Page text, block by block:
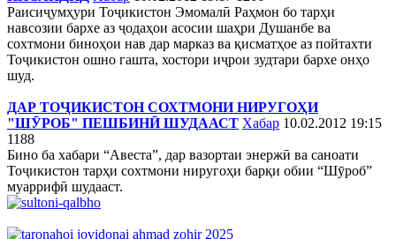
Раисиҷумҳури Тоҷикистон Эмомалӣ Раҳмон бо тарҳи
навсозии бархе аз ҷодаҳои асосии шаҳри Душанбе ва
сохтмони биноҳои нав дар марказ ва қисматҳое аз пойтахти
Тоҷикистон ошно гашта, хостори иҷрои зудтари бархе онҳо
шуд.
ДАР ТОҶИКИСТОН СОХТМОНИ НИРУГОҲИ
"ШӮРОБ" ПЕШБИНӢ ШУДААСТ Хабар 10.02.2012 19:15
1188
Бино ба хабари “Авеста”, дар вазортаи энержӣ ва саноати
Тоҷикистон тарҳи сохтмони ниругоҳи барқи обии “Шӯроб”
муаррифӣ шудааст.